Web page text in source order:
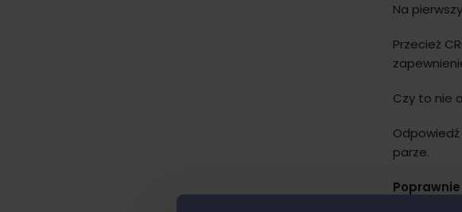
Na
Przecież
Czy to nie
parze.